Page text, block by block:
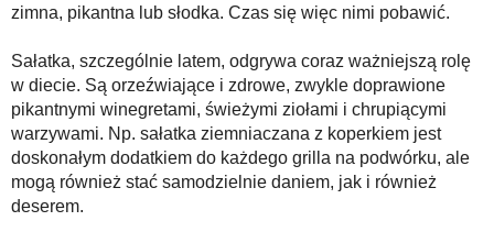
Z internetem za pan brat
Bezpiecznie i w zgodzie z prawem
zimna, pikantna lub słodka. Czas się więc nimi pobawić.
Sałatka, szczególnie latem, odgrywa coraz ważniejszą rolę
w diecie. Są orzeźwiające i zdrowe, zwykle doprawione
pikantnymi winegretami, świeżymi ziołami i chrupiącymi
warzywami. Np. sałatka ziemniaczana z koperkiem jest
doskonałym dodatkiem do każdego grilla na podwórku, ale
mogą również stać samodzielnie daniem, jak i również
deserem.